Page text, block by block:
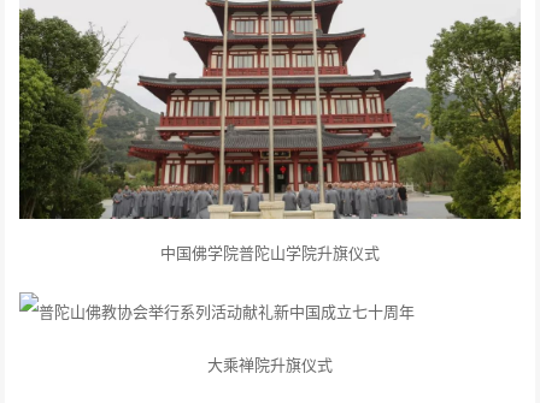
中国佛学院普陀山学院升旗仪式
大乘禅院升旗仪式